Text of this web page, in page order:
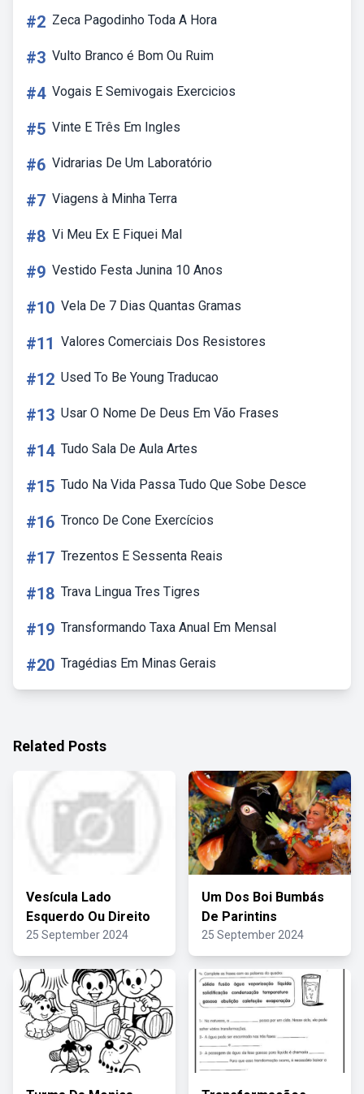
#2 Zeca Pagodinho Toda A Hora
#3 Vulto Branco é Bom Ou Ruim
#4 Vogais E Semivogais Exercicios
#5 Vinte E Três Em Ingles
#6 Vidrarias De Um Laboratório
#7 Viagens à Minha Terra
#8 Vi Meu Ex E Fiquei Mal
#9 Vestido Festa Junina 10 Anos
#10 Vela De 7 Dias Quantas Gramas
#11 Valores Comerciais Dos Resistores
#12 Used To Be Young Traducao
#13 Usar O Nome De Deus Em Vão Frases
#14 Tudo Sala De Aula Artes
#15 Tudo Na Vida Passa Tudo Que Sobe Desce
#16 Tronco De Cone Exercícios
#17 Trezentos E Sessenta Reais
#18 Trava Lingua Tres Tigres
#19 Transformando Taxa Anual Em Mensal
#20 Tragédias Em Minas Gerais
Related Posts
Vesícula Lado
Esquerdo Ou Direito
25 September 2024
Um Dos Boi Bumbás
De Parintins
25 September 2024